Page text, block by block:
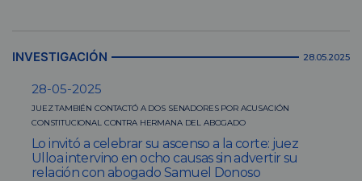
INVESTIGACIÓN 28.05.2025
28-05-2025
JUEZ TAMBIÉN CONTACTÓ A DOS SENADORES POR ACUSACIÓN
CONSTITUCIONAL CONTRA HERMANA DEL ABOGADO
Lo invitó a celebrar su ascenso a la corte: juez
Ulloa intervino en ocho causas sin advertir su
relación con abogado Samuel Donoso